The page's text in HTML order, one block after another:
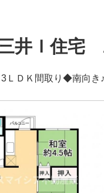
井Ｉ住宅
ＤＫ間取り◆南向き